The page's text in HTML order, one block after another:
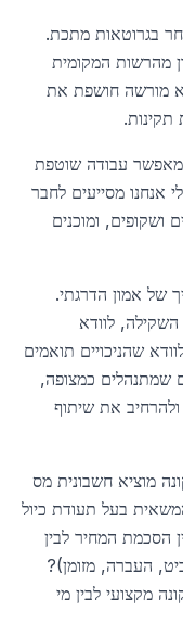
בגרוטאות מתכת.
מהרשות המקומית
מורשה חושפת את
תקינות.
עבודה שוטפת
אנחנו מסייעים לחבר
ושקופים, ומוכנים
של אמון הדרגתי.
לוודא
שהניכויים תואמים
לאחר 3–4 ביקורים שמתנהלים כמצופה,
ולהרחיב את שיתוף
מוציא חשבונית מס
בעל תעודת כיול
הסכמת המחיר לבין
העברה, מזומן)?
מקצועי לבין מי